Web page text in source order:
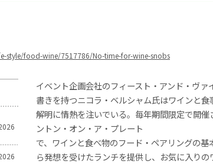
style/food-wine/7517786/No-time-for-wine-snobs
イベント企画会社のフィースト・アンド・ヴ
書きを持つニコラ・ベルシャム氏はワインと
解明に情熱を注いでいる。毎年期間限定で開
ントン・オン・ア・プレート
で、ワインと食べ物のフード・ペアリングの
ら発想を受けたランチを提供し、お気に入り